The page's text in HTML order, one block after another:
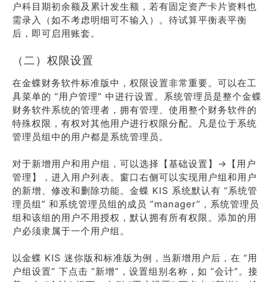
户科目期初余额及累计发生额，若有固定资产卡片资料也
需录入（如不考虑明细可不输入）。待试算平衡表平衡
后，即可启用账套。
（二）权限设置
在金蝶财务软件标准版中，权限设置非常重要。可以在工
具菜单的 “用户管理” 中进行设置。系统管理员是整个金蝶
财务软件系统的管理者，拥有管理、使用整个财务软件的
特殊权限，有权对其他用户进行权限分配。凡是位于系统
管理员组中的用户都是系统管理员。
对于新增用户和用户组，可以选择【基础设置】→【用户
管理】，进入用户列表。窗口右侧可以实现用户组和用户
的新增、修改和删除功能。金蝶 KIS 系统默认有 “系统管
理员组” 和系统管理员组的成员 “manager”，系统管理员
组和该组的用户不用授权，默认拥有所有权限。添加的用
户必须隶属于一个用户组。
以金蝶 KIS 迷你版和标准版为例，当新增用户后，在 “用
户组设置” 下点击 “新增”，设置组别名称，如 “会计”。接